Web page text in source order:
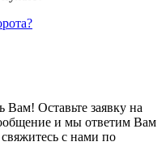
Оставьте заявку на
и мы ответим Вам
с нами по